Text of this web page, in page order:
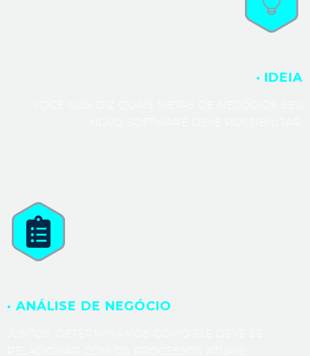
· IDEIA
· ANÁLISE DE NEGÓCIO